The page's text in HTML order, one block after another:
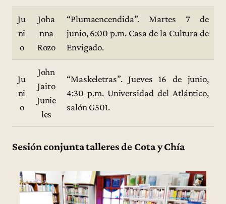
Ju
ni
o
Joha
nna
Rozo
“Plumaencendida”. Martes 7 de
junio, 6:00 p.m. Casa de la Cultura de
Envigado.
Ju
ni
o
John
Jairo
Junie
les
“Maskeletras”. Jueves 16 de junio,
4:30 p.m. Universidad del Atlántico,
salón G501.
Sesión conjunta talleres de Cota y Chía